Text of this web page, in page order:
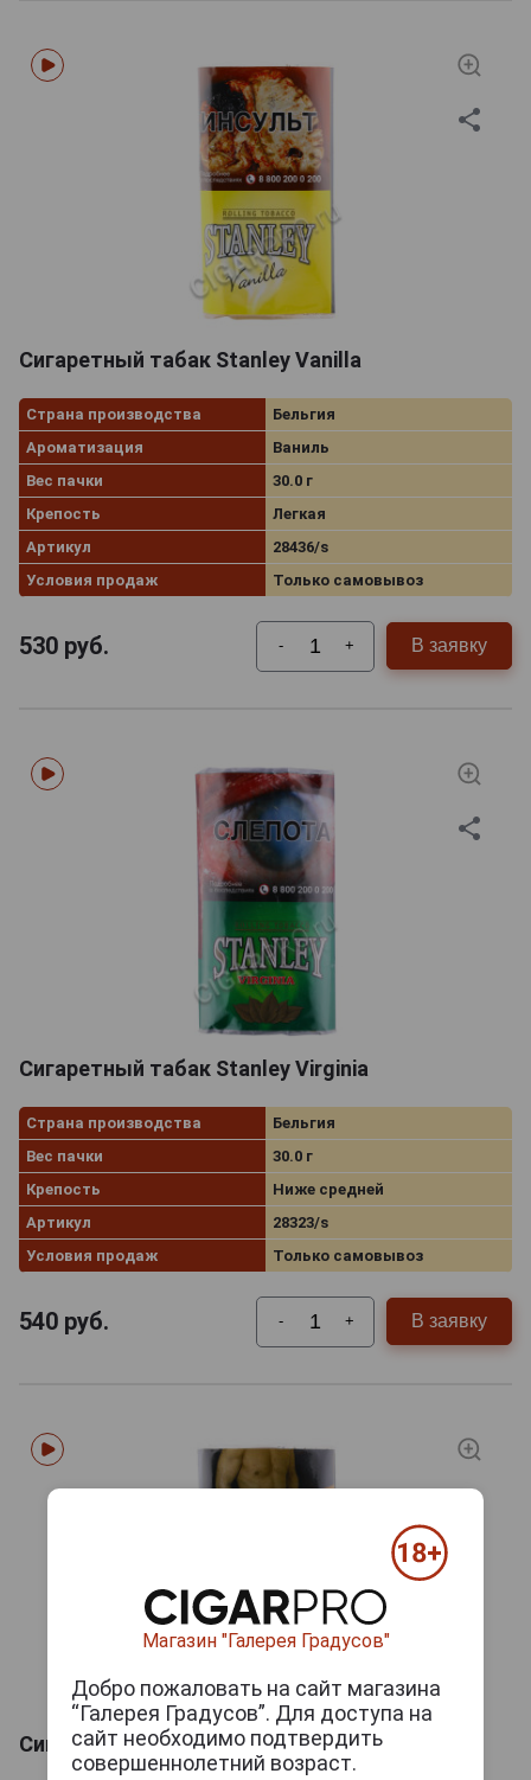
Сигаретный табак Stanley Vanilla
Страна производства
Бельгия
Ароматизация
Ваниль
Вес пачки
30.0 г
Крепость
Легкая
Артикул
28436/s
Условия продаж
Только самовывоз
530 руб. - + В заявку
Сигаретный табак Stanley Virginia
Страна производства
Бельгия
Вес пачки
30.0 г
Крепость
Ниже средней
Артикул
28323/s
Условия продаж
Только самовывоз
540 руб. - + В заявку
Сигаретный табак Stanley Coffee
Магазин "Галерея Градусов"
Добро пожаловать на сайт магазина
“Галерея Градусов”. Для доступа на
сайт необходимо подтвердить
совершеннолетний возраст.